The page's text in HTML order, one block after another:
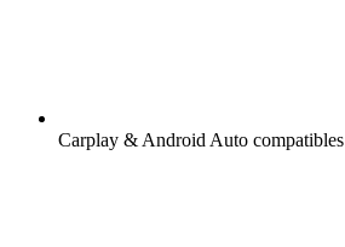
Carplay & Android Auto compatibles